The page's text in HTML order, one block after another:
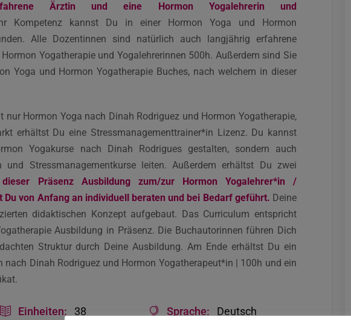
Ärztin und eine Hormon Yogalehrerin und
Kompetenz kannst Du in einer Hormon Yoga und Hormon
Alle Dozentinnen sind natürlich auch langjährig erfahrene
Yogatherapie und Yogalehrerinnen 500h. Außerdem sind Sie
Yoga und Hormon Yogatherapie Buches, nach welchem in dieser
nur Hormon Yoga nach Dinah Rodriguez und Hormon Yogatherapie,
erhältst Du eine Stressmanagementtrainer*in Lizenz. Du kannst
Yogakurse nach Dinah Rodrigues gestalten, sondern auch
und Stressmanagementkurse leiten. Außerdem erhältst Du zwei
Präsenz Ausbildung zum/zur Hormon Yogalehrer*in /
von Anfang an individuell beraten und bei Bedarf geführt. Deine
didaktischen Konzept aufgebaut. Das Curriculum entspricht
Ausbildung in Präsenz. Die Buchautorinnen führen Dich
Struktur durch Deine Ausbildung. Am Ende erhältst Du ein
Dinah Rodriguez und Hormon Yogatherapeut*in | 100h und ein
Einheiten: 38 Sprache: Deutsch